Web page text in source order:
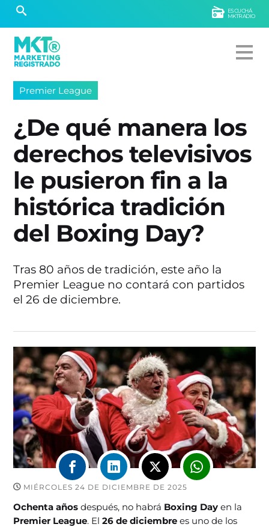
ESCUCHÁ
MKTRADIO
Premier League
¿De qué manera los
derechos televisivos
le pusieron fin a la
histórica tradición
del Boxing Day?
Tras 80 años de tradición, este año la
Premier League no contará con partidos
el 26 de diciembre.
MIÉRCOLES 24 DE DICIEMBRE DE 2025
Ochenta años después, no habrá Boxing Dayen la
Premier League. El26 de diciembre es uno de los